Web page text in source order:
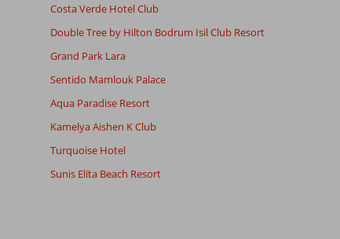
Costa Verde Hotel Club
Double Tree by Hilton Bodrum Isil Club Resort
Grand Park Lara
Sentido Mamlouk Palace
Aqua Paradise Resort
Kamelya Aishen K Club
Turquoise Hotel
Sunis Elita Beach Resort